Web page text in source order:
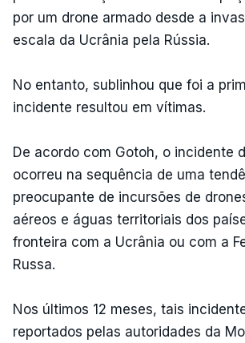
por um drone armado desde a
escala da Ucrânia pela Rússia.
No entanto, sublinhou que foi a
incidente resultou em vítimas.
De acordo com Gotoh, o incidente
ocorreu na sequência de uma
preocupante de incursões de
aéreos e águas territoriais dos
fronteira com a Ucrânia ou com a
Russa.
Nos últimos 12 meses, tais
reportados pelas autoridades da